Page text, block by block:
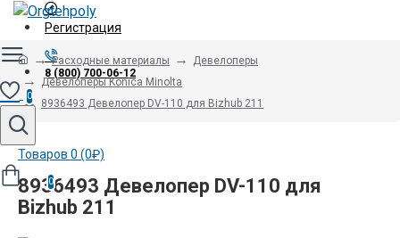
Регистрация
8 (800) 700-06-12
0
Товаров 0 (0₽)
0
Расходные материалы
Девелоперы
Девелоперы Konica Minolta
8936493 Девелопер DV-110 для Bizhub 211
8936493 Девелопер DV-110 для
Bizhub 211